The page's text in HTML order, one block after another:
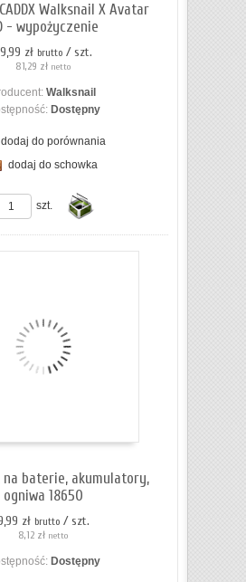
Walksnail X Avatar
- wypożyczenie
zł brutto / szt.
81,29 zł netto
Walksnail
Dostępny
dodaj do porównania
dodaj do schowka
szt.
na baterie, akumulatory,
ogniwa 18650
zł brutto / szt.
8,12 zł netto
Dostępny